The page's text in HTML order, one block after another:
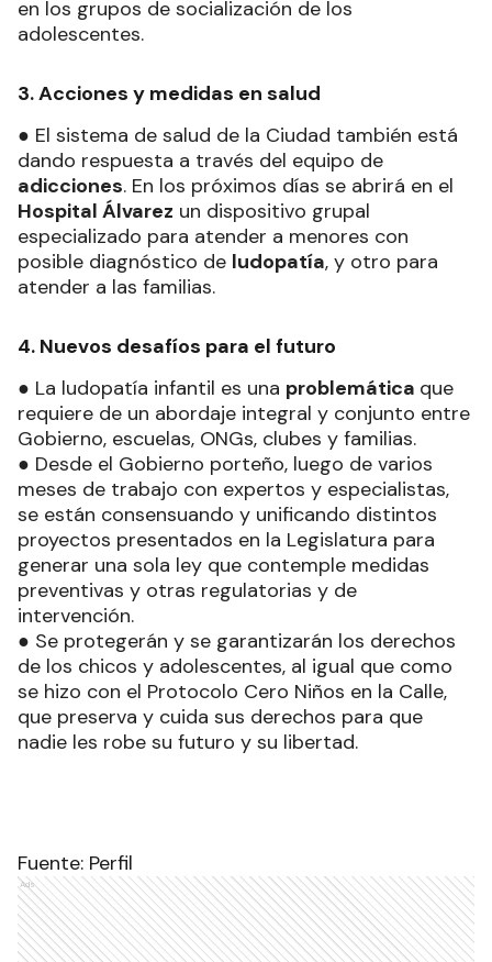
en los grupos de socialización de los
adolescentes.
3. Acciones y medidas en salud
● El sistema de salud de la Ciudad también está
dando respuesta a través del equipo de
adicciones. En los próximos días se abrirá en el
Hospital Álvarez un dispositivo grupal
especializado para atender a menores con
posible diagnóstico de ludopatía, y otro para
atender a las familias.
4. Nuevos desafíos para el futuro
● La ludopatía infantil es una problemática que
requiere de un abordaje integral y conjunto entre
Gobierno, escuelas, ONGs, clubes y familias.
● Desde el Gobierno porteño, luego de varios
meses de trabajo con expertos y especialistas,
se están consensuando y unificando distintos
proyectos presentados en la Legislatura para
generar una sola ley que contemple medidas
preventivas y otras regulatorias y de
intervención.
● Se protegerán y se garantizarán los derechos
de los chicos y adolescentes, al igual que como
se hizo con el Protocolo Cero Niños en la Calle,
que preserva y cuida sus derechos para que
nadie les robe su futuro y su libertad.
Fuente: Perfil
Ads